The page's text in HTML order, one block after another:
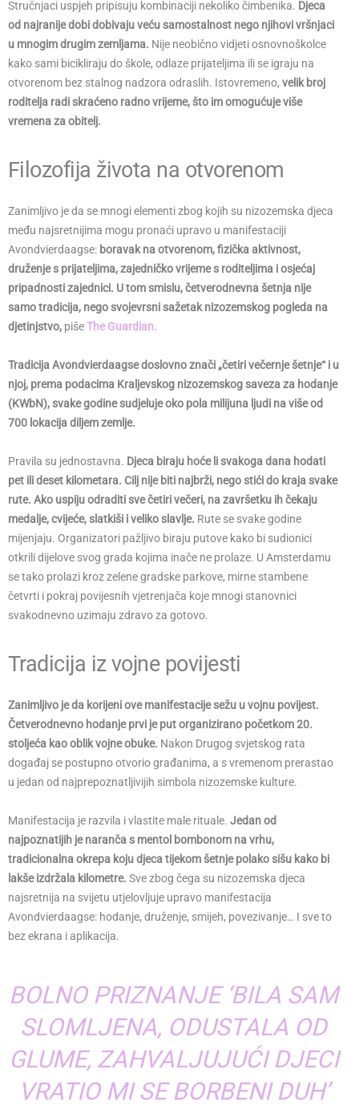
Stručnjaci uspjeh pripisuju kombinaciji nekoliko čimbenika. Djeca
od najranije dobi dobivaju veću samostalnost nego njihovi vršnjaci
u mnogim drugim zemljama. Nije neobično vidjeti osnovnoškolce
kako sami bicikliraju do škole, odlaze prijateljima ili se igraju na
otvorenom bez stalnog nadzora odraslih. Istovremeno, velik broj
roditelja radi skraćeno radno vrijeme, što im omogućuje više
vremena za obitelj.
Filozofija života na otvorenom
Zanimljivo je da se mnogi elementi zbog kojih su nizozemska djeca
među najsretnijima mogu pronaći upravo u manifestaciji
Avondvierdaagse: boravak na otvorenom, fizička aktivnost,
druženje s prijateljima, zajedničko vrijeme s roditeljima i osjećaj
pripadnosti zajednici. U tom smislu, četverodnevna šetnja nije
samo tradicija, nego svojevrsni sažetak nizozemskog pogleda na
djetinjstvo, pišeThe Guardian.
Tradicija Avondvierdaagse doslovno znači „četiri večernje šetnje“ i u
njoj, prema podacima Kraljevskog nizozemskog saveza za hodanje
(KWbN), svake godine sudjeluje oko pola milijuna ljudi na više od
700 lokacija diljem zemlje.
Pravila su jednostavna. Djeca biraju hoće li svakoga dana hodati
pet ili deset kilometara. Cilj nije biti najbrži, nego stići do kraja svake
rute. Ako uspiju odraditi sve četiri večeri, na završetku ih čekaju
medalje, cvijeće, slatkiši i veliko slavlje. Rute se svake godine
mijenjaju. Organizatori pažljivo biraju putove kako bi sudionici
otkrili dijelove svog grada kojima inače ne prolaze. U Amsterdamu
se tako prolazi kroz zelene gradske parkove, mirne stambene
četvrti i pokraj povijesnih vjetrenjača koje mnogi stanovnici
svakodnevno uzimaju zdravo za gotovo.
Tradicija iz vojne povijesti
Zanimljivo je da korijeni ove manifestacije sežu u vojnu povijest.
Četverodnevno hodanje prvi je put organizirano početkom 20.
stoljeća kao oblik vojne obuke. Nakon Drugog svjetskog rata
događaj se postupno otvorio građanima, a s vremenom prerastao
u jedan od najprepoznatljivijih simbola nizozemske kulture.
Manifestacija je razvila i vlastite male rituale. Jedan od
najpoznatijih je naranča s mentol bombonom na vrhu,
tradicionalna okrepa koju djeca tijekom šetnje polako sišu kako bi
lakše izdržala kilometre. Sve zbog čega su nizozemska djeca
najsretnija na svijetu utjelovljuje upravo manifestacija
Avondvierdaagse: hodanje, druženje, smijeh, povezivanje… I sve to
bez ekrana i aplikacija.
BOLNO PRIZNANJE ‘BILA SAM
SLOMLJENA, ODUSTALA OD
GLUME, ZAHVALJUJUĆI DJECI
VRATIO MI SE BORBENI DUH’